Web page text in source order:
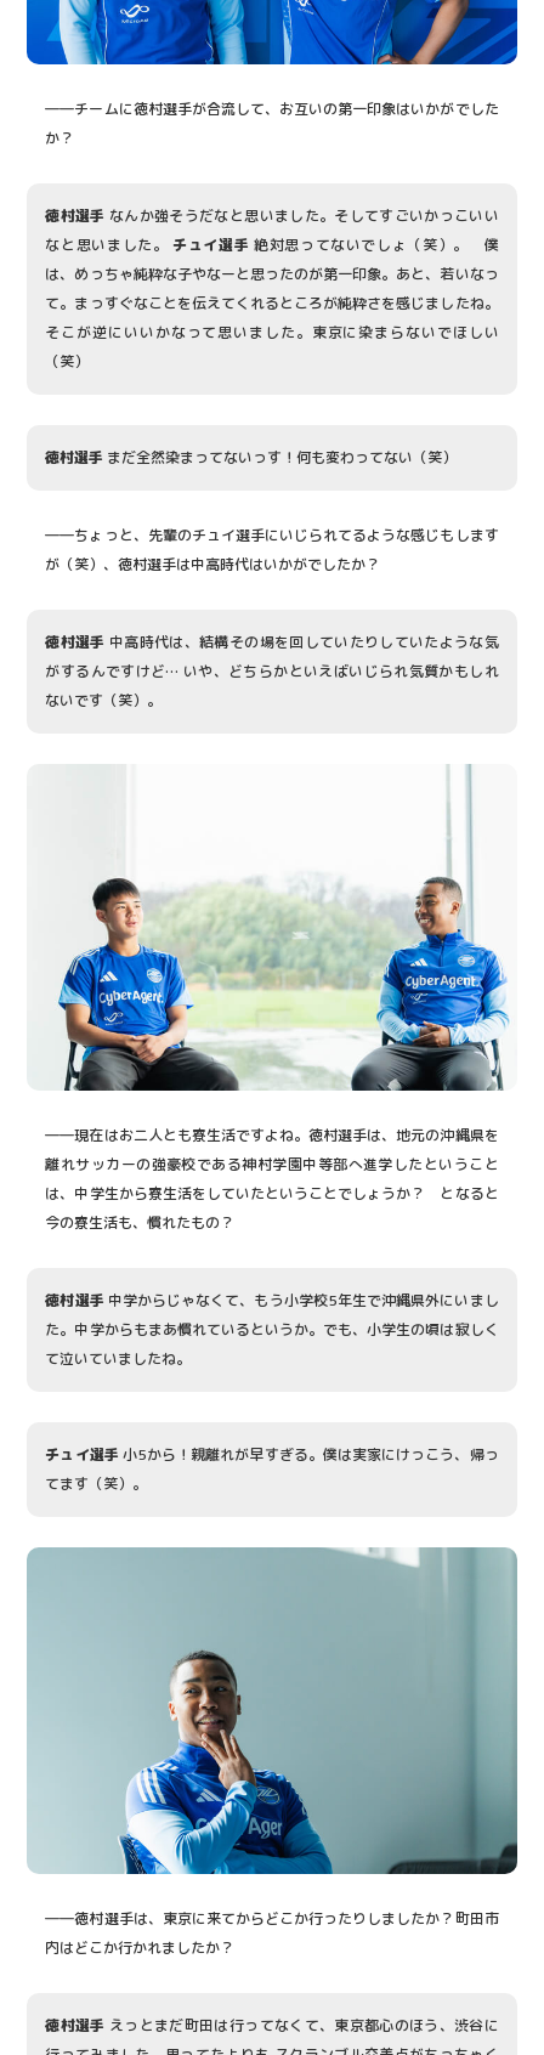
――チームに徳村選手が合流して、お互いの第一印象はいかがでした
か？
徳村選手 なんか強そうだなと思いました。そしてすごいかっこいい
なと思いました。 チュイ選手 絶対思ってないでしょ（笑）。 僕
は、めっちゃ純粋な子やなーと思ったのが第一印象。あと、若いなっ
て。まっすぐなことを伝えてくれるところが純粋さを感じましたね。
そこが逆にいいかなって思いました。東京に染まらないでほしい
（笑）
徳村選手 まだ全然染まってないっす！何も変わってない（笑）
――ちょっと、先輩のチュイ選手にいじられてるような感じもします
が（笑）、徳村選手は中高時代はいかがでしたか？
徳村選手 中高時代は、結構その場を回していたりしていたような気
がするんですけど… いや、どちらかといえばいじられ気質かもしれ
ないです（笑）。
――現在はお二人とも寮生活ですよね。徳村選手は、地元の沖縄県を
離れサッカーの強豪校である神村学園中等部へ進学したということ
は、中学生から寮生活をしていたということでしょうか？ となると
今の寮生活も、慣れたもの？
徳村選手 中学からじゃなくて、もう小学校5年生で沖縄県外にいまし
た。中学からもまあ慣れているというか。でも、小学生の頃は寂しく
て泣いていましたね。
チュイ選手 小5から！親離れが早すぎる。僕は実家にけっこう、帰っ
てます（笑）。
――徳村選手は、東京に来てからどこか行ったりしましたか？町田市
内はどこか行かれましたか？
徳村選手 えっとまだ町田は行ってなくて、東京都心のほう、渋谷に